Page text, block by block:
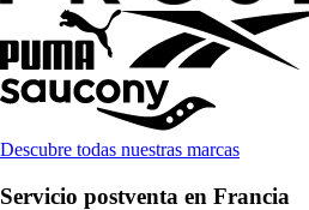
Descubre todas nuestras marcas
Servicio postventa en Francia